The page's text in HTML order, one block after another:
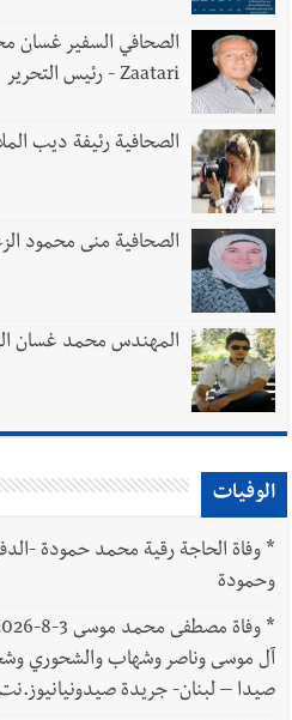
Zaatari - رئيس التحرير
الصحافية رئيفة ديب
الصحافية منى محمود
المهندس محمد غسان
الوفيات
*
وحمودة
*
آل موسى وناصر وشهاب والشحوري
صيدا – لبنان- جريدة